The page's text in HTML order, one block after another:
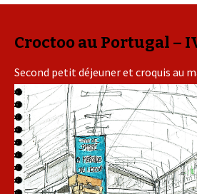
Croctoo au Portugal –
Second petit déjeuner et croquis au